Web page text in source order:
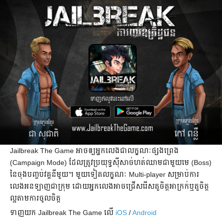
Jailbreak The Game អាច​ឲ្យ​អ្នក​លេង​ជា​លក្ខណៈ​ផ្សងព្រេង
(Campaign Mode) ដែល​ត្រូវ​ប្រយុទ្ធ​ស៊ីសាច់​ហត់​ឈាម​ជាមួយ​មេ (Boss)
នៃ​ចុង​បញ្ចប់​វគ្គ​នីមួយ។ មួយ​ទៀត​លក្ខណៈ Multi-player សម្រាប់​ការ​
លេង​អនឡាញ​ជា​ក្រុម ដោយ​អ្នក​លេង​អាច​ជ្រើស​រើស​តួ​ចិត្ត​អាក្រក់​ឬ​តួ​ចិត្ត​
ល្អ​តាម​ការ​ចូលចិត្ត
ទាញយក Jailbreak The Game លើ iOS /Android